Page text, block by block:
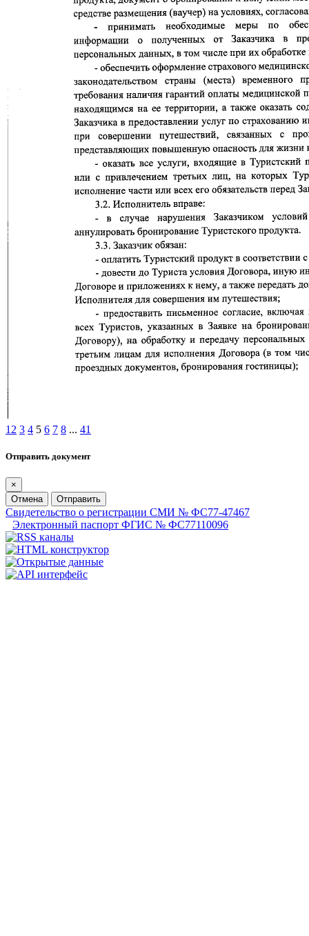
1 2 3 4 5 6 7 8 ... 41
Отправить документ
×
Отмена
Отправить
Свидетельство о регистрации СМИ № ФС77-47467
Электронный паспорт ФГИС № ФС77110096